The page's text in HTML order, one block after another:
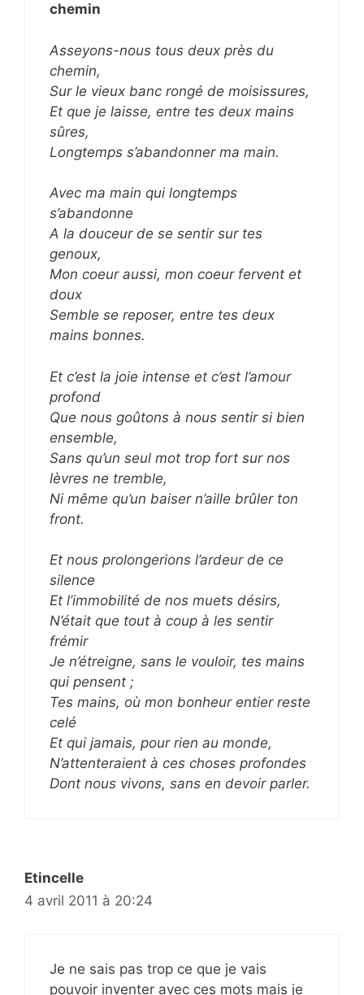
chemin
Asseyons-nous tous deux près du
chemin,
Sur le vieux banc rongé de moisissures,
Et que je laisse, entre tes deux mains
sûres,
Longtemps s’abandonner ma main.
Avec ma main qui longtemps
s’abandonne
A la douceur de se sentir sur tes
genoux,
Mon coeur aussi, mon coeur fervent et
doux
Semble se reposer, entre tes deux
mains bonnes.
Et c’est la joie intense et c’est l’amour
profond
Que nous goûtons à nous sentir si bien
ensemble,
Sans qu’un seul mot trop fort sur nos
lèvres ne tremble,
Ni même qu’un baiser n’aille brûler ton
front.
Et nous prolongerions l’ardeur de ce
silence
Et l’immobilité de nos muets désirs,
N’était que tout à coup à les sentir
frémir
Je n’étreigne, sans le vouloir, tes mains
qui pensent ;
Tes mains, où mon bonheur entier reste
celé
Et qui jamais, pour rien au monde,
N’attenteraient à ces choses profondes
Dont nous vivons, sans en devoir parler.
Etincelle
4 avril 2011 à 20:24
Je ne sais pas trop ce que je vais
pouvoir inventer avec ces mots mais je